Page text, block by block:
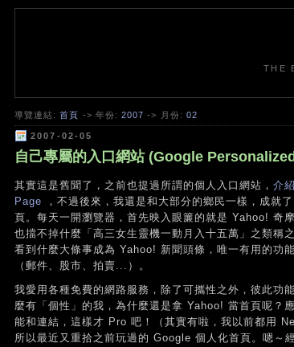
THE
導覽連結:首頁 -> 年份:2007 -> 月份: 02
2007-02-05
自己專屬的入口網站 (Google
其實這是舊聞了，之前也提過所謂的個人入口網站， 介紹
Page ，不過後來，我還是和大部分的鄉民一樣，成就
頁。每天一開瀏覽器，首先映入眼簾的就是 Yahoo!
也擋不掉什麼「高三女生靈機一動月入十五萬」之類稱
看到什麼大條事成為 Yahoo! 新聞頭條，唯一有用的功
（郵件、股市、拍賣...）。
我愛用各種免費的網路服務，除了可攜性之外，彼此功
麼有「個性」的我，為什麼還是拿 Yahoo! 當首頁呢？
能和連結，這樣才 Pro 吧！（其實有啦，我以前都用
所以最近又重拾之前玩過的 Google 個人化首頁。嗯～